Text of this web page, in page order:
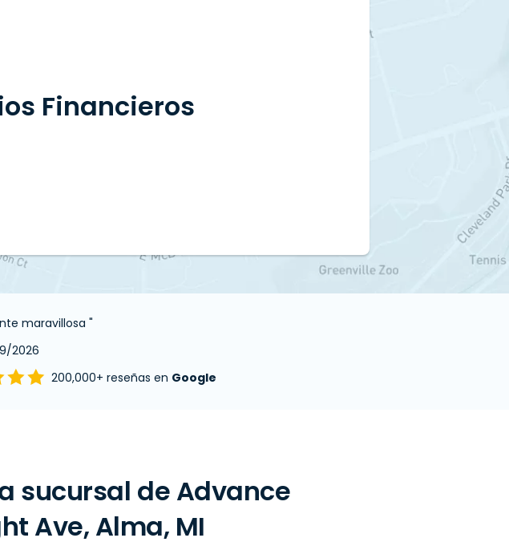
Financieros
maravillosa "
2026
200,000+ reseñas en Google
sucursal de Advance
Ave, Alma, MI